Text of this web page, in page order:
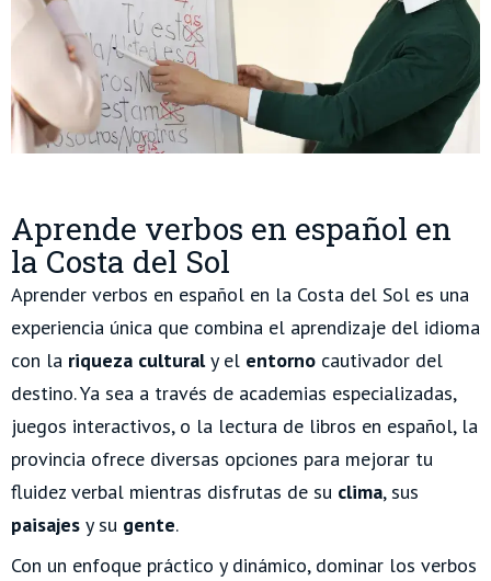
Aprende verbos en español en
la Costa del Sol
Aprender verbos en español en la Costa del Sol es una
experiencia única que combina el aprendizaje del idioma
con la riqueza culturaly el entorno cautivador del
destino. Ya sea a través de academias especializadas,
juegos interactivos, o la lectura de libros en español, la
provincia ofrece diversas opciones para mejorar tu
fluidez verbal mientras disfrutas de su clima, sus
paisajes y su gente.
Con un enfoque práctico y dinámico, dominar los verbos